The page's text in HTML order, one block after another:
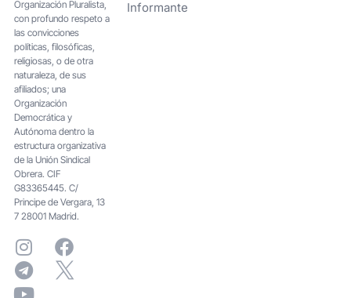
Organización Pluralista,
con profundo respeto a
las convicciones
políticas, filosóficas,
religiosas, o de otra
naturaleza, de sus
afiliados; una
Organización
Democrática y
Autónoma dentro la
estructura organizativa
de la Unión Sindical
Obrera. CIF
G83365445. C/
Principe de Vergara, 13
7 28001 Madrid.
Informante